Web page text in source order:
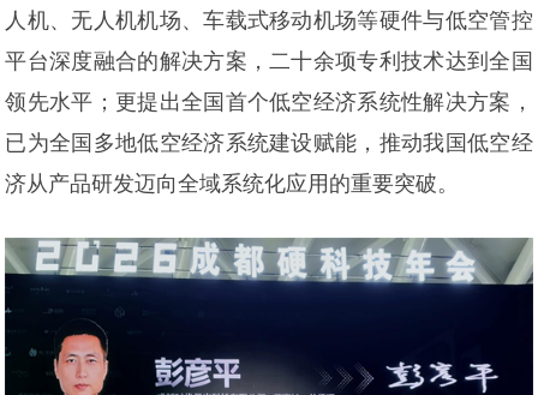
人机、无人机机场、车载式移动机场等硬件与低空管控
平台深度融合的解决方案，二十余项专利技术达到全国
领先水平；更提出全国首个低空经济系统性解决方案，
已为全国多地低空经济系统建设赋能，推动我国低空经
济从产品研发迈向全域系统化应用的重要突破。